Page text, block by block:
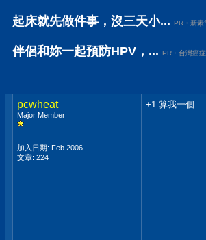
起床就先做件事，沒三天小... PR・新素
伴侶和妳一起預防HPV，... PR・台灣癌
pcwheat
Major Member
加入日期: Feb 2006
文章: 224
+1 算我一個